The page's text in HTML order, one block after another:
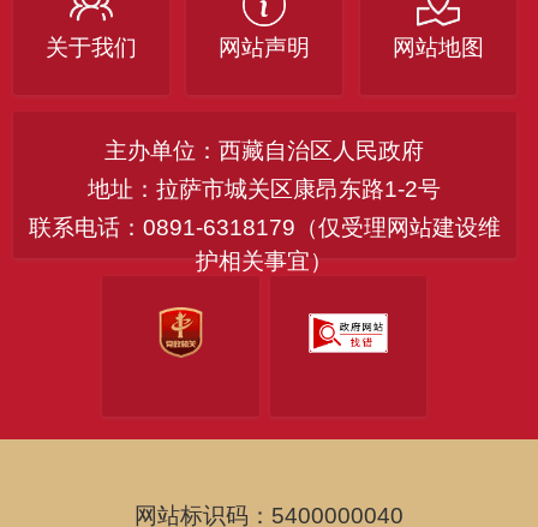
关于我们 网站声明 网站地图
主办单位：西藏自治区人民政府
地址：拉萨市城关区康昂东路1-2号
联系电话：0891-6318179（仅受理网站建设维
护相关事宜）
网站标识码：5400000040